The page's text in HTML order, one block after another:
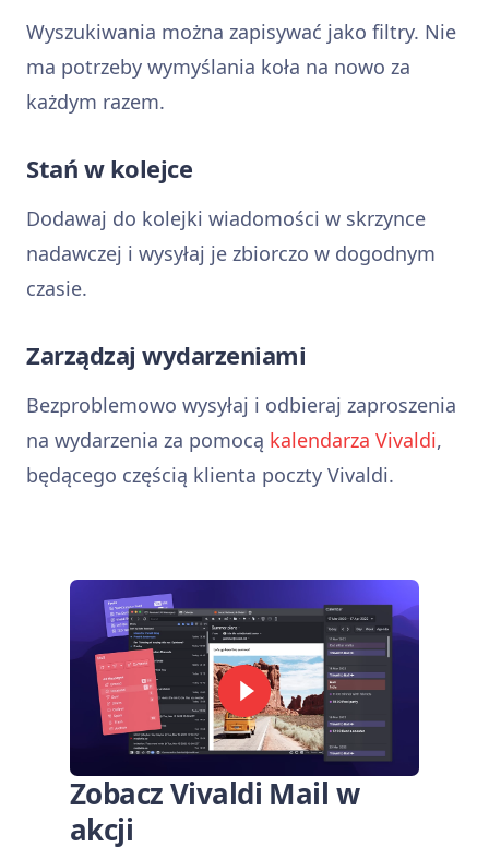
Wyszukiwania można zapisywać jako filtry. Nie
ma potrzeby wymyślania koła na nowo za
każdym razem.
Stań w kolejce
Dodawaj do kolejki wiadomości w skrzynce
nadawczej i wysyłaj je zbiorczo w dogodnym
czasie.
Zarządzaj wydarzeniami
Bezproblemowo wysyłaj i odbieraj zaproszenia
na wydarzenia za pomocą kalendarza Vivaldi,
będącego częścią klienta poczty Vivaldi.
Zobacz Vivaldi Mail w
akcji